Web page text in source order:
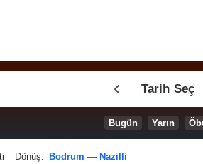
Tarih Seç
Bugün Yarın
Dönüş: Bodrum — Nazilli